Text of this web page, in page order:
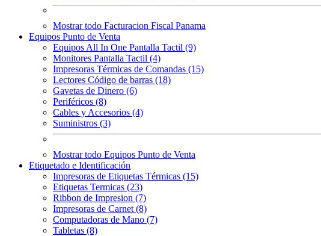
Mostrar todo Facturacion Fiscal Panama
Equipos Punto de Venta
Equipos All In One Pantalla Tactil (9)
Monitores Pantalla Tactil (4)
Impresoras Térmicas de Comandas (15)
Lectores Código de barras (18)
Gavetas de Dinero (6)
Periféricos (8)
Cables y Accesorios (4)
Suministros (3)
Mostrar todo Equipos Punto de Venta
Etiquetado e Identificación
Impresoras de Etiquetas Térmicas (15)
Etiquetas Termicas (23)
Ribbon de Impresion (7)
Impresoras de Carnet (8)
Computadoras de Mano (7)
Tabletas (8)